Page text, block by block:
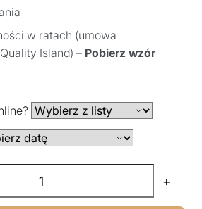
w ratach (umowa
Island) – Pobierz wzór
+